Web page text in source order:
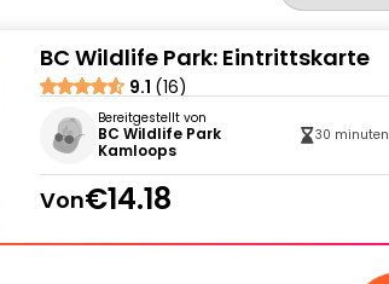
BC Wildlife Park: Eintrittskarte
9.1 (16)
Bereitgestellt von
BC Wildlife Park
Kamloops
30 minuten
Von€14.18